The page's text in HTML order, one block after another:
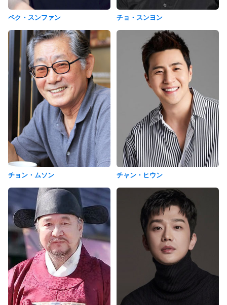
ペク・スンファン チョ・スンヨン
チョン・ムソン チャン・ヒウン